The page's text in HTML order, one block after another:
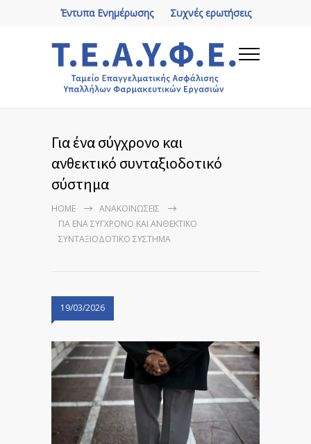
Συχνές ερωτήσεις
Έντυπα Ενημέρωσης
Για ένα σύγχρονο και
ανθεκτικό συνταξιοδοτικό
σύστημα
HOME
ΑΝΑΚΟΙΝΏΣΕΙΣ
ΓΙΑ ΈΝΑ ΣΎΓΧΡΟΝΟ ΚΑΙ ΑΝΘΕΚΤΙΚΌ
ΣΥΝΤΑΞΙΟΔΟΤΙΚΌ ΣΎΣΤΗΜΑ
19/03/2026